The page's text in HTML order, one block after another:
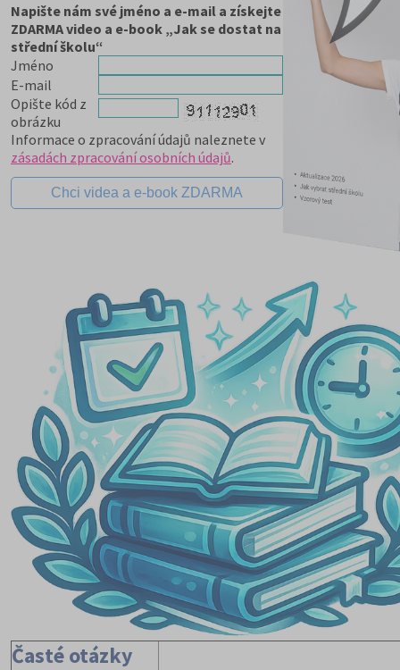
Napište nám své jméno a e-mail a získejte
ZDARMA video a e-book „Jak se dostat na
střední školu“
Jméno
E-mail
Opište kód z
obrázku
Informace o zpracování údajů naleznete v
zásadách zpracování osobních údajů.
Časté otázky